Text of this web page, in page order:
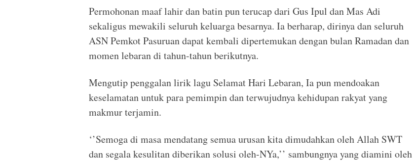
Permohonan maaf lahir dan batin pun terucap dari Gus Ipul dan Mas Adi
sekaligus mewakili seluruh keluarga besarnya. Ia berharap, dirinya dan seluruh
ASN Pemkot Pasuruan dapat kembali dipertemukan dengan bulan Ramadan dan
momen lebaran di tahun-tahun berikutnya.
Mengutip penggalan lirik lagu Selamat Hari Lebaran, Ia pun mendoakan
keselamatan untuk para pemimpin dan terwujudnya kehidupan rakyat yang
makmur terjamin.
‘’Semoga di masa mendatang semua urusan kita dimudahkan oleh Allah SWT
dan segala kesulitan diberikan solusi oleh-NYa,’’ sambungnya yang diamini oleh